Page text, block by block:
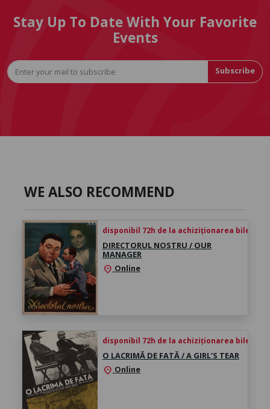
Stay Up To Date With Your Favorite
Events
Subscribe
WE ALSO RECOMMEND
disponibil 72h de la achiziționarea biletului
DIRECTORUL NOSTRU / OUR
MANAGER
location_on Online
disponibil 72h de la achiziționarea biletului
O LACRIMĂ DE FATĂ / A GIRL’S TEAR
location_on Online